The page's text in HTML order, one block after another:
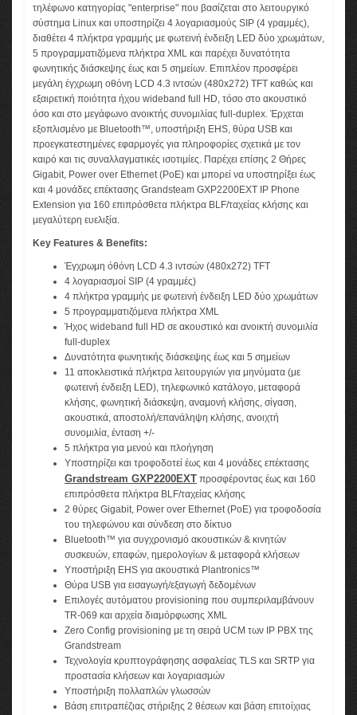
τηλέφωνο κατηγορίας "enterprise" που βασίζεται στο λειτουργικό
σύστημα Linux και υποστηρίζει 4 λογαριασμούς SIP (4 γραμμές),
διαθέτει 4 πλήκτρα γραμμής με φωτεινή ένδειξη LED δύο χρωμάτων,
5 προγραμματιζόμενα πλήκτρα XML και παρέχει δυνατότητα
φωνητικής διάσκεψης έως και 5 σημείων. Επιπλέον προσφέρει
μεγάλη έγχρωμη οθόνη LCD 4.3 ιντσών (480x272) TFT καθώς και
εξαιρετική ποιότητα ήχου wideband full HD, τόσο στο ακουστικό
όσο και στο μεγάφωνο ανοικτής συνομιλίας full-duplex. Έρχεται
εξοπλισμένο με Bluetooth™, υποστήριξη EHS, θύρα USB και
προεγκατεστημένες εφαρμογές για πληροφορίες σχετικά με τον
καιρό και τις συναλλαγματικές ισοτιμίες. Παρέχει επίσης 2 Θήρες
Gigabit, Power over Ethernet (PoE) και μπορεί να υποστηρίξει έως
και 4 μονάδες επέκτασης Grandsteam GXP2200EXT IP Phone
Extension για 160 επιπρόσθετα πλήκτρα BLF/ταχείας κλήσης και
μεγαλύτερη ευελιξία.
Key Features & Benefits:
Έγχρωμη όθόνη LCD 4.3 ιντσών (480x272) TFT
4 λογαριασμοί SIP (4 γραμμές)
4 πλήκτρα γραμμής με φωτεινή ένδειξη LED δύο χρωμάτων
5 προγραμματιζόμενα πλήκτρα XML
Ήχος wideband full HD σε ακουστικό και ανοικτή συνομιλία
full-duplex
Δυνατότητα φωνητικής διάσκεψης έως και 5 σημείων
11 αποκλειστικά πλήκτρα λειτουργιών για μηνύματα (με
φωτεινή ένδειξη LED), τηλεφωνικό κατάλογο, μεταφορά
κλήσης, φωνητική διάσκεψη, αναμονή κλήσης, σίγαση,
ακουστικά, αποστολή/επανάληψη κλήσης, ανοιχτή
συνομιλία, ένταση +/-
5 πλήκτρα για μενού και πλοήγηση
Υποστηρίζει και τροφοδοτεί έως και 4 μονάδες επέκτασης
Grandstream GXP2200EXT προσφέροντας έως και 160
επιπρόσθετα πλήκτρα BLF/ταχείας κλήσης
2 θύρες Gigabit, Power over Ethernet (PoE) για τροφοδοσία
του τηλεφώνου και σύνδεση στο δίκτυο
Bluetooth™ για συγχρονισμό ακουστικών & κινητών
συσκευών, επαφών, ημερολογίων & μεταφορά κλήσεων
Υποστήριξη EHS για ακουστικά Plantronics™
Θύρα USB για εισαγωγή/εξαγωγή δεδομένων
Επιλογές αυτόματου provisioning που συμπεριλαμβάνουν
TR-069 και αρχεία διαμόρφωσης XML
Zero Config provisioning με τη σειρά UCM των IP PBX της
Grandstream
Τεχνολογία κρυπτογράφησης ασφαλείας TLS και SRTP για
προστασία κλήσεων και λογαριασμών
Υποστήριξη πολλαπλών γλωσσών
Βάση επιτραπέζιας στήριξης 2 θέσεων και βάση επιτοίχιας